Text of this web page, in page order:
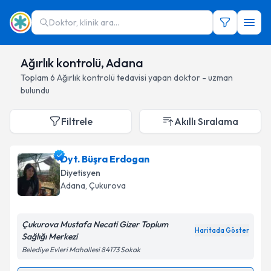
Doktor, klinik ara...
Ağırlık kontrolü, Adana
Toplam 6 Ağırlık kontrolü tedavisi yapan doktor - uzman
bulundu
Filtrele Akıllı Sıralama
Dyt. Büşra Erdogan
Diyetisyen
Adana, Çukurova
Çukurova Mustafa Necati Gizer Toplum
Sağlığı Merkezi
Haritada Göster
Belediye Evleri Mahallesi 84173 Sokak